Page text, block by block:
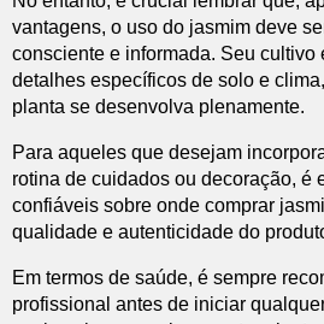
vantagens, o uso do jasmim deve
consciente e informada. Seu cultivo
detalhes específicos de solo e
planta se desenvolva plenamente.
Para aqueles que desejam
rotina de cuidados ou decoração, é
confiáveis sobre onde comprar
qualidade e autenticidade do
Em termos de saúde, é sempre
profissional antes de iniciar